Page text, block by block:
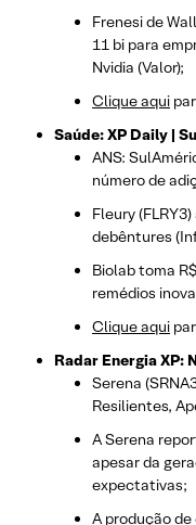
Frenesi de
11 bi para
Nvidia (Valor);
Clique aqui
Saúde: XP Daily |
ANS:
número de
Fleury
debêntures
Biolab toma
remédios
Clique aqui
Radar Energia XP:
Serena
Resilientes,
A Serena
apesar da
expectativas;
A produção